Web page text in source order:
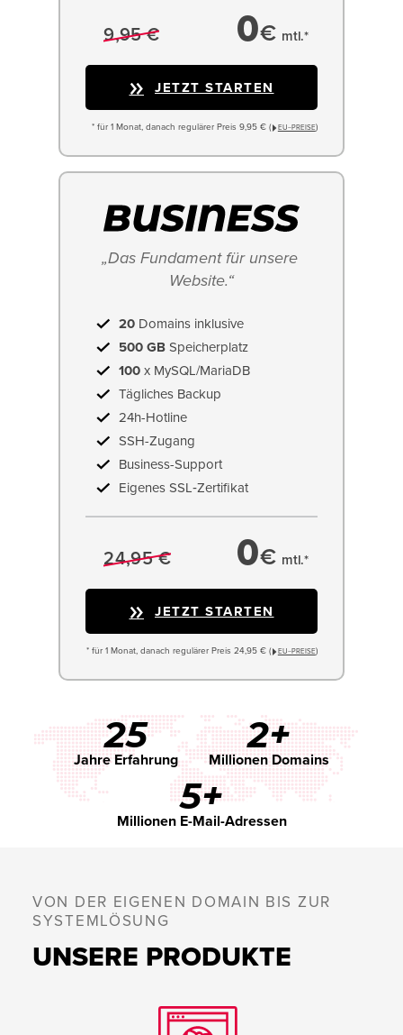
9,95 € 0€ mtl.*
JETZT STARTEN
* für 1 Monat, danach regulärer Preis 9,95 € ( EU−PREISE)
„Das Fundament für unsere
Website.“
20 Domains inklusive
500 GB Speicherplatz
100 x MySQL/MariaDB
Tägliches Backup
24h-Hotline
SSH-Zugang
Business-Support
Eigenes SSL‑Zertifikat
24,95 € 0€ mtl.*
JETZT STARTEN
* für 1 Monat, danach regulärer Preis 24,95 € ( EU−PREISE)
25
Jahre Erfahrung
2+
Millionen Domains
5+
Millionen E-Mail-Adressen
VON DER EIGENEN DOMAIN BIS ZUR
SYSTEMLÖSUNG
UNSERE PRODUKTE